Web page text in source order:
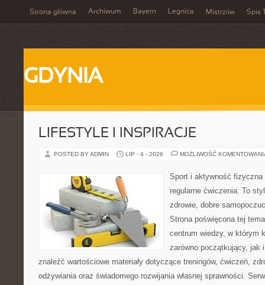
Strona główna Archiwum Bayern Legnica Mistrzów Spis
GDYNIA
LIFESTYLE I INSPIRACJE
POSTED BY ADMIN LIP - 4 - 2026 MOŻLIWOŚĆ
Sport i aktywność
regularne ćwiczenia. To
zdrowie, dobre
Strona poświęcona tej
centrum wiedzy, w którym
zarówno początkujący, jak
znaleźć wartościowe materiały dotyczące treningów, ćwiczeń,
odżywiania oraz świadomego rozwijania własnej sprawności.